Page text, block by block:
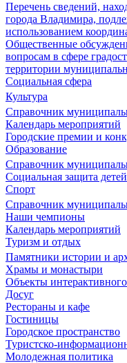
Перечень сведений,
города Владимира,
использованием
Общественные
вопросам в сфере
территории
Социальная сфера
Культура
Справочник
Календарь мероприятий
Городские премии и
Образование
Справочник
Социальная защита детей
Спорт
Справочник
Наши чемпионы
Календарь мероприятий
Туризм и отдых
Памятники истории и
Храмы и монастыри
Объекты интерактивного
Досуг
Рестораны и кафе
Гостиницы
Городское пространство
Туристско-
Молодежная политика